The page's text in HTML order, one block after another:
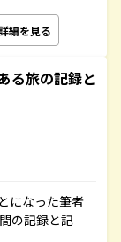
細を見る
る旅の記録と
になった筆者
の記録と記